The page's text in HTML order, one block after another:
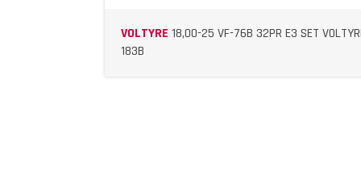
VOLTYRE 18,00-25 VF-76B 32PR E3 SET
183B